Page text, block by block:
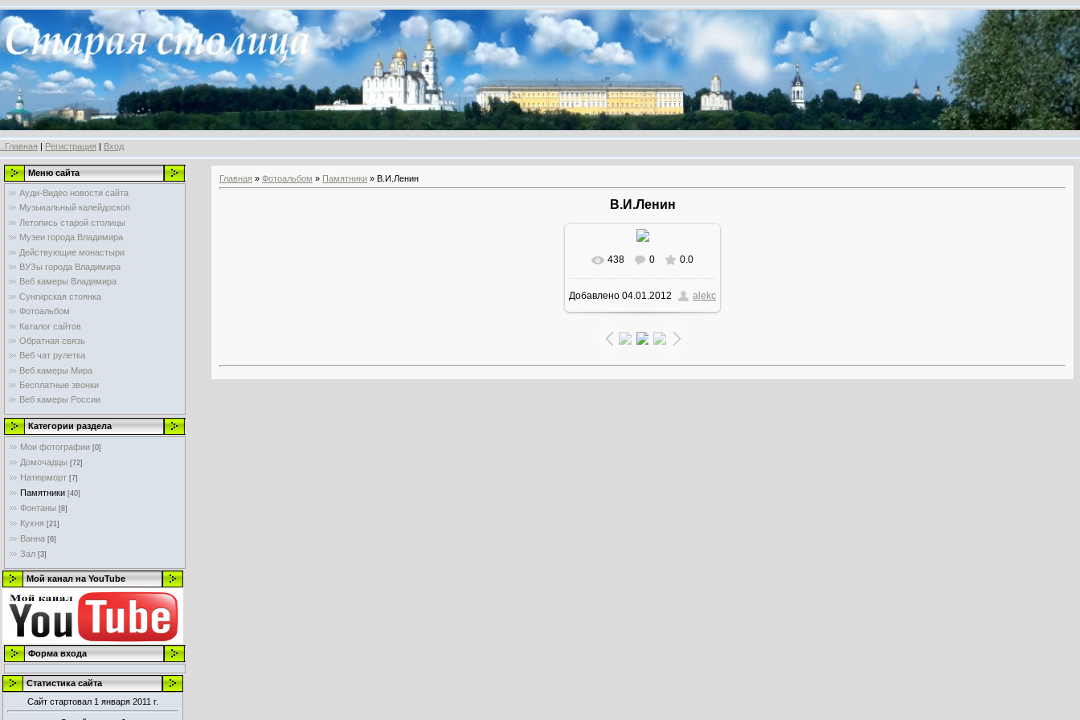
..Главная | Регистрация | Вход
Меню сайта
Ауди-Видео новости сайта
Музыкальный калейдоскоп
Летопись старой столицы
Музеи города Владимира
Действующие монастыри
ВУЗы города Владимира
Веб камеры Владимира
Сунгирская стоянка
Фотоальбом
Каталог сайтов
Обратная связь
Веб чат рулетка
Веб камеры Мира
Бесплатные звонки
Веб камеры России
Категории раздела
Мои фотографии [0]
Домочадцы [72]
Натюрморт [7]
Памятники [40]
Фонтаны [8]
Кухня [21]
Ванна [6]
Зал [3]
Мой канал на YouTube
Форма входа
Статистика сайта
Сайт стартовал 1 января 2011 г.
Главная » Фотоальбом » Памятники » В.И.Ленин
В.И.Ленин
В реальном размере
1200x1600/ 193.4Kb
438 0 0.0
Добавлено 04.01.2012 alekc